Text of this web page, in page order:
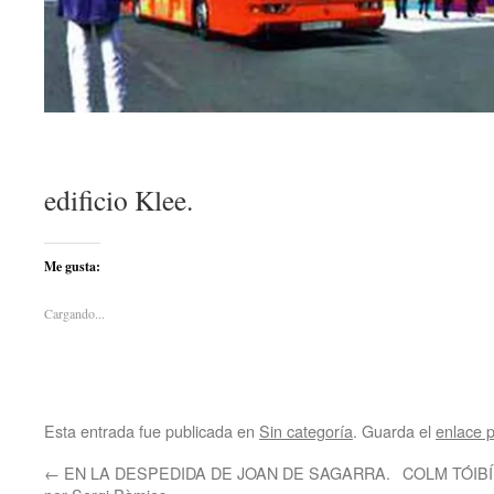
edificio Klee.
Me gusta:
Cargando...
Esta entrada fue publicada en Sin categoría. Guarda el enlace
← EN LA DESPEDIDA DE JOAN DE SAGARRA. COLM